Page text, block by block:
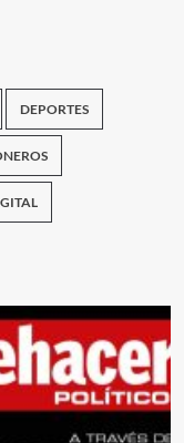
DEPORTES